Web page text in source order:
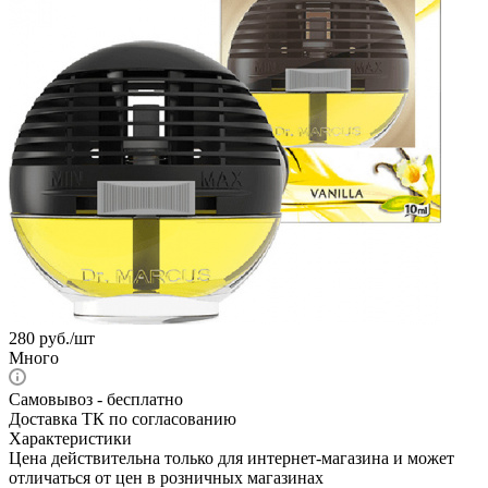
280 руб./шт
Много
Самовывоз - бесплатно
Доставка ТК по согласованию
Характеристики
Цена действительна только для интернет-магазина и может
отличаться от цен в розничных магазинах